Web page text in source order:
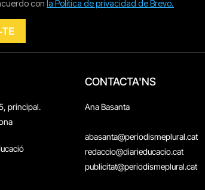
principal.
CONTACTA'NS
Ana Basanta
abasanta@periodismeplural.cat
redaccio@diarieducacio.cat
publicitat@periodismeplural.cat